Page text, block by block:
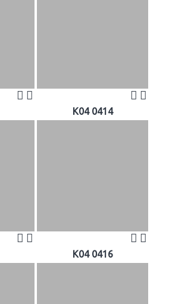
K04 0414
K04 0416